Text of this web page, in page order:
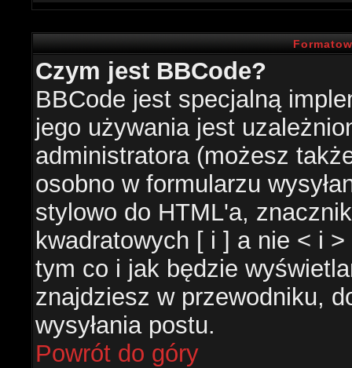
Czym jest BBCode?
BBCode jest specjalną
jego używania jest
administratora (możesz
osobno w formularzu
stylowo do HTML'a,
kwadratowych [ i ] a nie < i
tym co i jak będzie
znajdziesz w przewodniku,
wysyłania postu.
Powrót do góry